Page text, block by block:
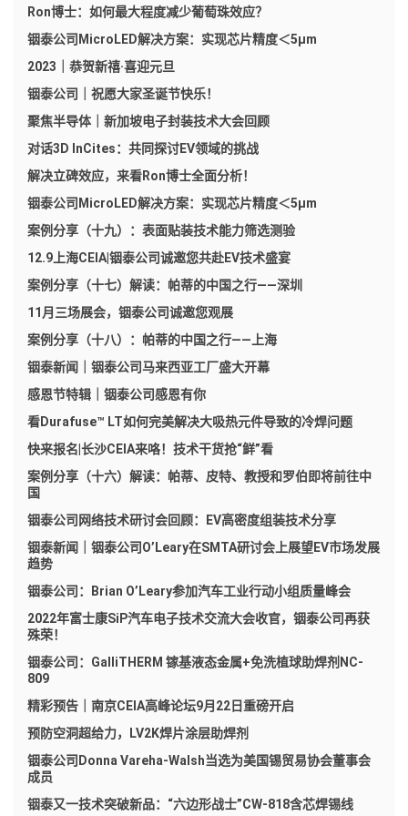
Ron博士：如何最大程度减少葡萄珠效应？
铟泰公司MicroLED解决方案：实现芯片精度＜5μm
2023｜恭贺新禧·喜迎元旦
铟泰公司｜祝愿大家圣诞节快乐！
聚焦半导体｜新加坡电子封装技术大会回顾
对话3D InCites：共同探讨EV领域的挑战
解决立碑效应，来看Ron博士全面分析！
铟泰公司MicroLED解决方案：实现芯片精度＜5μm
案例分享（十九）：表面贴装技术能力筛选测验
12.9上海CEIA|铟泰公司诚邀您共赴EV技术盛宴
案例分享（十七）解读：帕蒂的中国之行——深圳
11月三场展会，铟泰公司诚邀您观展
案例分享（十八）：帕蒂的中国之行——上海
铟泰新闻｜铟泰公司马来西亚工厂盛大开幕
感恩节特辑｜铟泰公司感恩有你
看Durafuse™ LT如何完美解决大吸热元件导致的冷焊问题
快来报名|长沙CEIA来咯！技术干货抢“鲜”看
案例分享（十六）解读：帕蒂、皮特、教授和罗伯即将前往中
国
铟泰公司网络技术研讨会回顾：EV高密度组装技术分享
铟泰新闻｜铟泰公司O’Leary在SMTA研讨会上展望EV市场发展
趋势
铟泰公司：Brian O’Leary参加汽车工业行动小组质量峰会
2022年富士康SiP汽车电子技术交流大会收官，铟泰公司再获
殊荣！
铟泰公司：GalliTHERM 镓基液态金属+免洗植球助焊剂NC-
809
精彩预告｜南京CEIA高峰论坛9月22日重磅开启
预防空洞超给力，LV2K焊片涂层助焊剂
铟泰公司Donna Vareha-Walsh当选为美国锡贸易协会董事会
成员
铟泰又一技术突破新品：“六边形战士”CW-818含芯焊锡线